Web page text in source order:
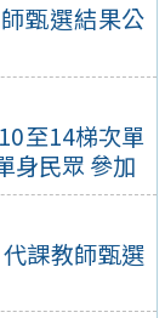
甄選結果公
至14梯次單
身民眾 參加
課教師甄選